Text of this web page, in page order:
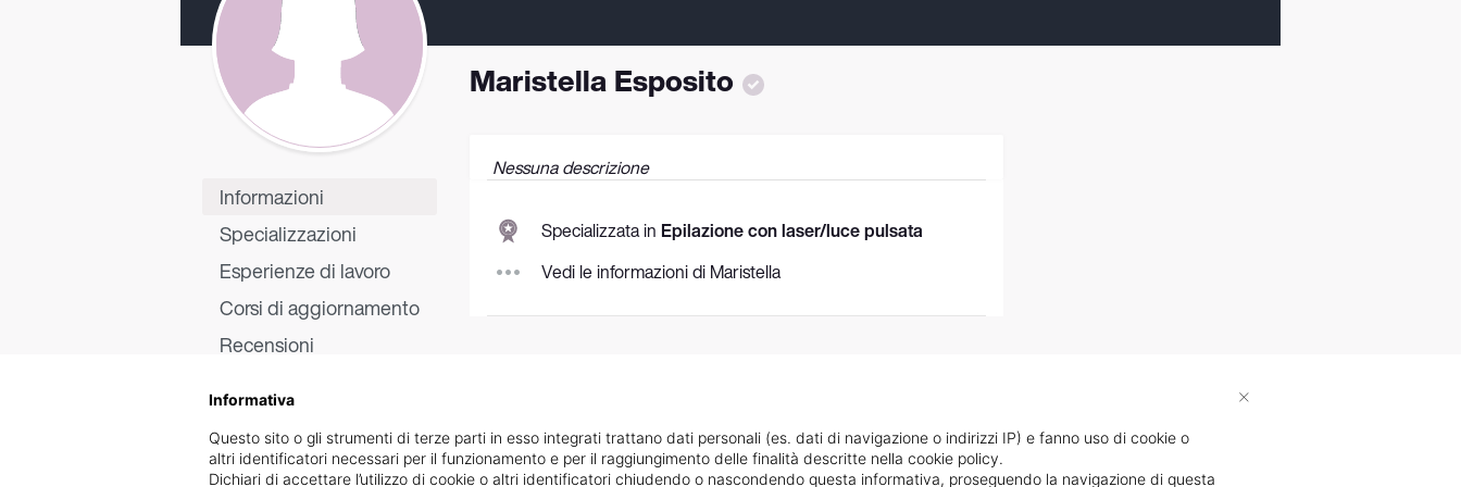
Informazioni
Specializzazioni
Esperienze di lavoro
Corsi di aggiornamento
Recensioni
Maristella Esposito
Nessuna descrizione
Specializzata in Epilazione con laser/luce pulsata
Vedi le informazioni di Maristella
Informativa
Questo sito o gli strumenti di terze parti in esso integrati trattano dati personali (es. dati di navigazione o indirizzi IP) e fanno uso di cookie o
altri identificatori necessari per il funzionamento e per il raggiungimento delle finalità descritte nella cookie policy.
Dichiari di accettare l’utilizzo di cookie o altri identificatori chiudendo o nascondendo questa informativa, proseguendo la navigazione di questa
×